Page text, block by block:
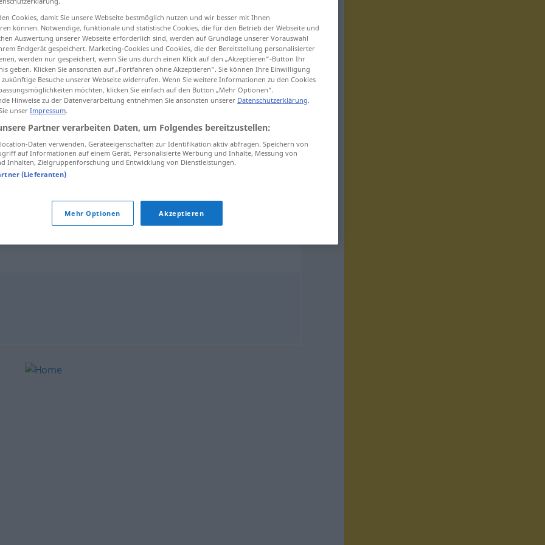
ocasotb FIG
ocaso
Cookies, damit Sie unsere Webseite bestmöglich nutzen und wir besser mit Ihnen
können. Notwendige, funktionale und statistische Cookies, die für den Betrieb der Webseite und
Auswertung unserer Webseite erforderlich sind, werden auf Grundlage unserer Vorauswahl
Endgerät gespeichert. Marketing-Cookies und Cookies, die der Bereitstellung personalisierter
werden nur gespeichert, wenn Sie uns durch einen Klick auf den „Akzeptieren“-Button Ihr
geben. Klicken Sie ansonsten auf „Fortfahren ohne Akzeptieren“. Sie können Ihre Einwilligung
Besuche unserer Webseite widerrufen. Wenn Sie weitere Informationen zu den Cookies
möchten, klicken Sie einfach auf den Button „Mehr Optionen“.
Hinweise zu der Datenverarbeitung entnehmen Sie ansonsten unserer Datenschutzerklärung.
unser Impressum.
Partner verarbeiten Daten, um Folgendes bereitzustellen:
Daten verwenden. Geräteeigenschaften zur Identifikation aktiv abfragen. Speichern von
auf Informationen auf einem Gerät. Personalisierte Werbung und Inhalte, Messung von
Inhalten, Zielgruppenforschung und Entwicklung von Dienstleistungen.
(Lieferanten)
Mehr Optionen Akzeptieren